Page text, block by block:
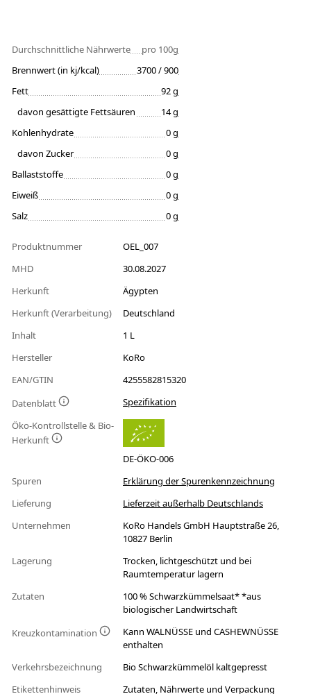
Durchschnittliche Nährwerte
pro 100g
Brennwert (in kj/kcal)
3700 / 900
Fett
92 g
davon gesättigte Fettsäuren
14 g
Kohlenhydrate
0 g
davon Zucker
0 g
Ballaststoffe
0 g
Eiweiß
0 g
Salz
0 g
Produktnummer
OEL_007
MHD
30.08.2027
Herkunft
Ägypten
Herkunft (Verarbeitung)
Deutschland
Inhalt
1 L
Hersteller
KoRo
EAN/GTIN
4255582815320
Datenblatt
Spezifikation
Öko-Kontrollstelle & Bio-
Herkunft
DE-ÖKO-006
Spuren
Erklärung der Spurenkennzeichnung
Lieferung
Lieferzeit außerhalb Deutschlands
Unternehmen
KoRo Handels GmbH Hauptstraße 26,
10827 Berlin
Lagerung
Trocken, lichtgeschützt und bei
Raumtemperatur lagern
Zutaten
100 % Schwarzkümmelsaat* *aus
biologischer Landwirtschaft
Kreuzkontamination
Kann WALNÜSSE und CASHEWNÜSSE
enthalten
Verkehrsbezeichnung
Bio Schwarzkümmelöl kaltgepresst
Etikettenhinweis
Zutaten, Nährwerte und Verpackung